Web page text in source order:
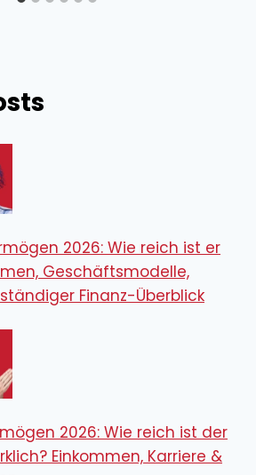
2026: Wie reich ist er
Geschäftsmodelle,
Finanz-Überblick
2026: Wie reich ist der
Einkommen, Karriere &